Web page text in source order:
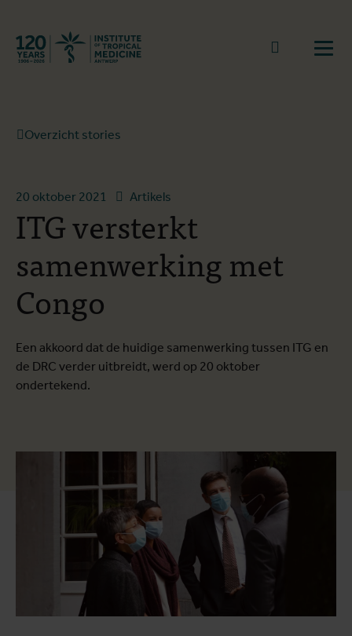
Terug naar start
Naar
Overzicht stories
20 oktober 2021 Artikels
ITG versterkt
samenwerking met
Congo
Een akkoord dat de huidige samenwerking tussen ITG en
de DRC verder uitbreidt, werd op 20 oktober
ondertekend.